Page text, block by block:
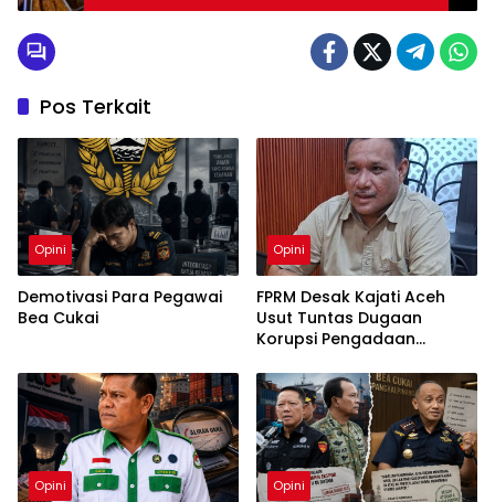
Pos Terkait
Opini
Demotivasi Para Pegawai
Bea Cukai
Opini
FPRM Desak Kajati Aceh
Usut Tuntas Dugaan
Korupsi Pengadaan
Langsa
Opini Opini